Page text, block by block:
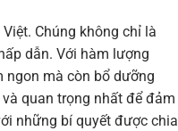
Chúng không chỉ là
dẫn. Với hàm lượng
ngon mà còn bổ dưỡng
quan trọng nhất để đảm
những bí quyết được chia